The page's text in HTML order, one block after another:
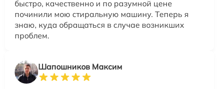
быстро, качественно и по разумной цене
починили мою стиральную машину. Теперь я
знаю, куда обращаться в случае возникших
проблем.
Шапошников Максим